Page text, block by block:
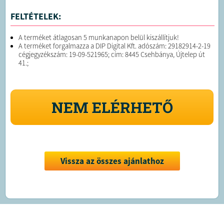
FELTÉTELEK:
A terméket átlagosan 5 munkanapon belül kiszállítjuk!
A terméket forgalmazza a DIP Digital Kft. adószám: 29182914-2-19
cégjegyzékszám: 19-09-521965; cím: 8445 Csehbánya, Újtelep út
41.;
NEM ELÉRHETŐ
Vissza az összes ajánlathoz